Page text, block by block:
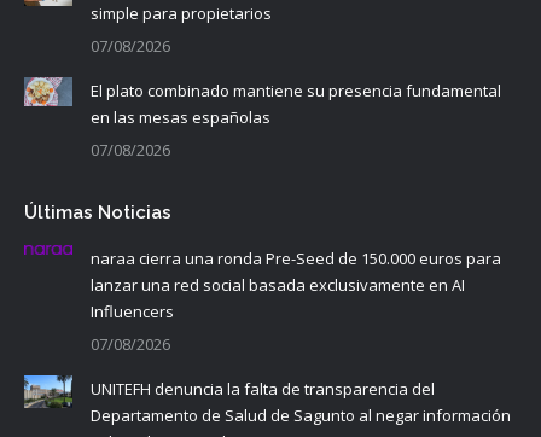
simple para propietarios
07/08/2026
El plato combinado mantiene su presencia fundamental
en las mesas españolas
07/08/2026
Últimas Noticias
naraa cierra una ronda Pre-Seed de 150.000 euros para
lanzar una red social basada exclusivamente en AI
Influencers
07/08/2026
UNITEFH denuncia la falta de transparencia del
Departamento de Salud de Sagunto al negar información